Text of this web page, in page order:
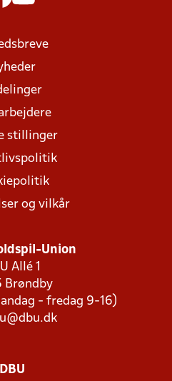
stillinger
og vilkår
Union
Allé 1
Brøndby
- fredag 9-16)
DBU